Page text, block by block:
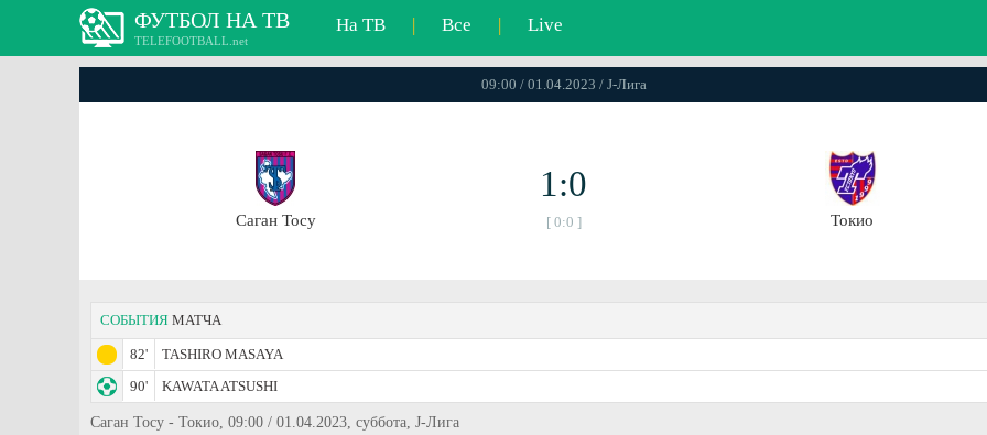
ФУТБОЛ НА ТВ
TELEFOOTBALL.net
На ТВ | Все | Live
09:00 / 01.04.2023 / J-Лига
Саган Тосу
1:0
[ 0:0 ] Токио
СОБЫТИЯ МАТЧА
82'
TASHIRO MASAYA
90'
KAWATA ATSUSHI
Саган Тосу - Токио, 09:00 / 01.04.2023, суббота, J-Лига